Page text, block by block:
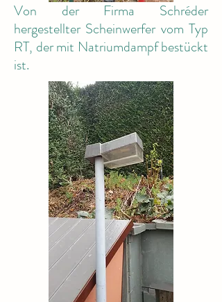
Von der Firma Schréder
hergestellter Scheinwerfer vom Typ
RT, der mit Natriumdampf bestückt
ist.